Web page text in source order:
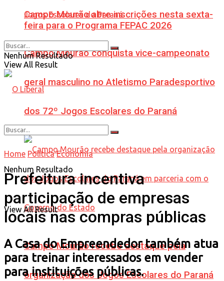
Campo Mourão conquista vice-campeonato
geral masculino no Atletismo Paradesportivo
dos 72º Jogos Escolares do Paraná
Campo Mourão recebe destaque pela
organização dos Jogos Escolares do Paraná
Campo Mourão abre inscrições nesta sexta-
feira para o Programa FEPAC 2026
Nenhum Resultado
View All Result
Nenhum Resultado
View All Result
Home Política Economia
Prefeitura incentiva
participação de empresas
locais nas compras públicas
A Casa do Empreendedor também atua
para treinar interessados em vender
para instituições públicas.